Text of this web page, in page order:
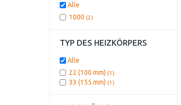
Alle
1000 (2)
TYP DES HEIZKÖRPERS
Alle
22 (100 mm) (1)
33 (155 mm) (1)